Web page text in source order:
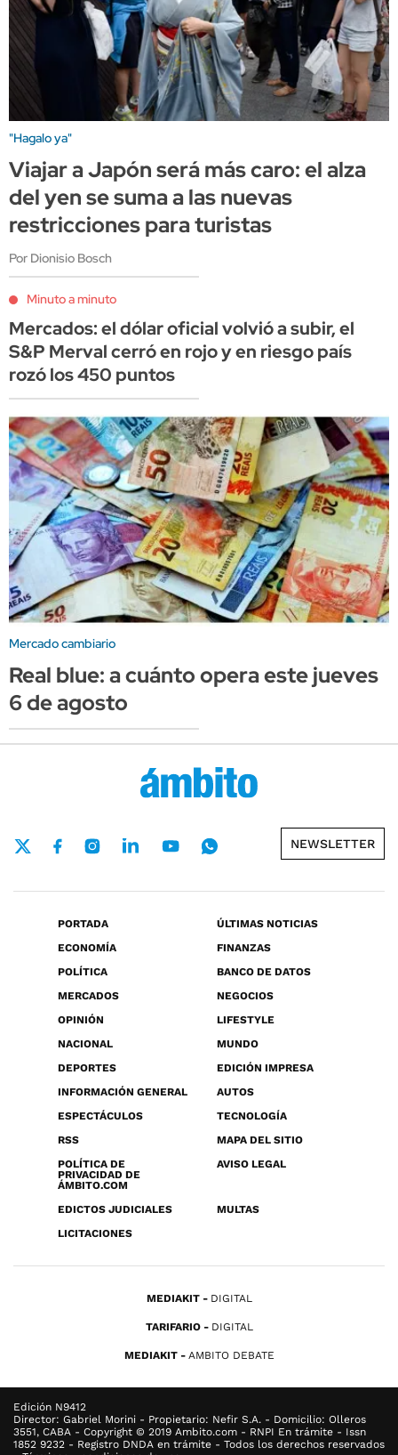
"Hagalo ya"
Viajar a Japón será más caro: el alza
del yen se suma a las nuevas
restricciones para turistas
Por Dionisio Bosch
Minuto a minuto
Mercados: el dólar oficial volvió a subir, el
S&P Merval cerró en rojo y en riesgo país
rozó los 450 puntos
Mercado cambiario
Real blue: a cuánto opera este jueves
6 de agosto
NEWSLETTER
PORTADA
ÚLTIMAS NOTICIAS
ECONOMÍA
FINANZAS
POLÍTICA
BANCO DE DATOS
MERCADOS
NEGOCIOS
OPINIÓN
LIFESTYLE
NACIONAL
MUNDO
DEPORTES
EDICIÓN IMPRESA
INFORMACIÓN GENERAL
AUTOS
ESPECTÁCULOS
TECNOLOGÍA
RSS
MAPA DEL SITIO
POLÍTICA DE
PRIVACIDAD DE
ÁMBITO.COM
AVISO LEGAL
EDICTOS JUDICIALES
MULTAS
LICITACIONES
MEDIAKIT DIGITAL
TARIFARIO DIGITAL
MEDIAKIT AMBITO DEBATE
Edición N9412
Director: Gabriel Morini - Propietario: Nefir S.A. - Domicilio: Olleros
3551, CABA - Copyright © 2019 Ambito.com - RNPI En trámite - Issn
1852 9232 - Registro DNDA en trámite - Todos los derechos reservados